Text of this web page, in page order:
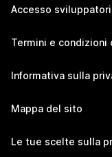
Accesso sviluppatori
Termini e condizioni
Informativa sulla
Mappa del sito
Le tue scelte sulla